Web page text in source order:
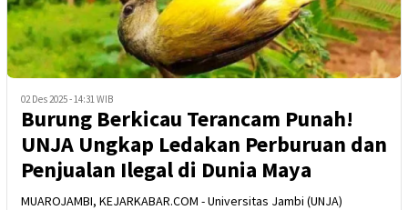
02 Des 2025 - 14:31 WIB
Burung Berkicau Terancam Punah!
UNJA Ungkap Ledakan Perburuan dan
Penjualan Ilegal di Dunia Maya
MUAROJAMBI, KEJARKABAR.COM - Universitas Jambi (UNJA)